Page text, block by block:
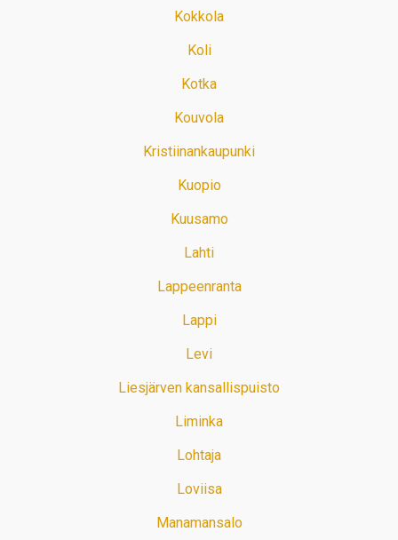
Kokkola
Koli
Kotka
Kouvola
Kristiinankaupunki
Kuopio
Kuusamo
Lahti
Lappeenranta
Lappi
Levi
Liesjärven kansallispuisto
Liminka
Lohtaja
Loviisa
Manamansalo